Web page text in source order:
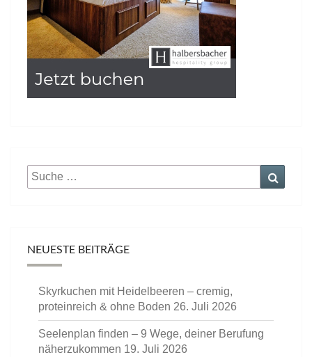
Suche
nach:
NEUESTE BEITRÄGE
Skyrkuchen mit Heidelbeeren – cremig,
proteinreich & ohne Boden 26. Juli 2026
Seelenplan finden – 9 Wege, deiner Berufung
näherzukommen 19. Juli 2026